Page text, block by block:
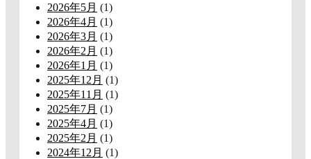
2026年5月 (1)
2026年4月 (1)
2026年3月 (1)
2026年2月 (1)
2026年1月 (1)
2025年12月 (1)
2025年11月 (1)
2025年7月 (1)
2025年4月 (1)
2025年2月 (1)
2024年12月 (1)